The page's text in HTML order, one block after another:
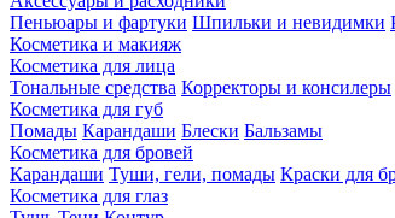
Пеньюары и фартуки Шпильки и невидимки
Косметика и макияж
Косметика для лица
Тональные средства Корректоры и консилеры
Косметика для губ
Помады Карандаши Блески Бальзамы
Косметика для бровей
Карандаши Туши, гели, помады Краски для
Косметика для глаз